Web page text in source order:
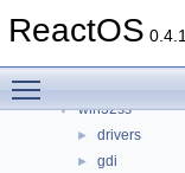
ReactOS
► ntoskrnl
▼ win32ss
► drivers
► gdi